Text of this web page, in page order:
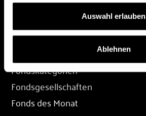
Auswahl erlauben
Ablehnen
FONDS
Fondskategorien
Fondsgesellschaften
Fonds des Monat